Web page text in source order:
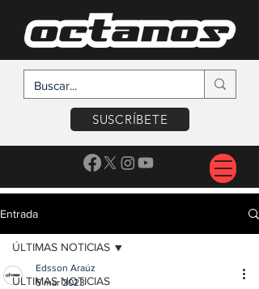
SUSCRÍBETE
Entrada
ÚLTIMAS NOTICIAS
ÚLTIMAS NOTICIAS
Edsson Araúz
5 mar 2023